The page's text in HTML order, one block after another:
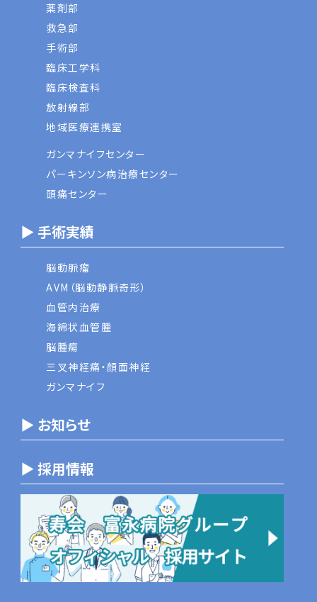
薬剤部
救急部
手術部
臨床工学科
臨床検査科
放射線部
地域医療連携室
ガンマナイフセンター
パーキンソン病治療センター
頭痛センター
▶ 手術実績
脳動脈瘤
AVM（脳動静脈奇形）
血管内治療
海綿状血管腫
脳腫瘍
三叉神経痛・顔面神経
ガンマナイフ
▶ お知らせ
▶ 採用情報